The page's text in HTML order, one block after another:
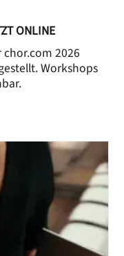
ONLINE
2026
Workshops